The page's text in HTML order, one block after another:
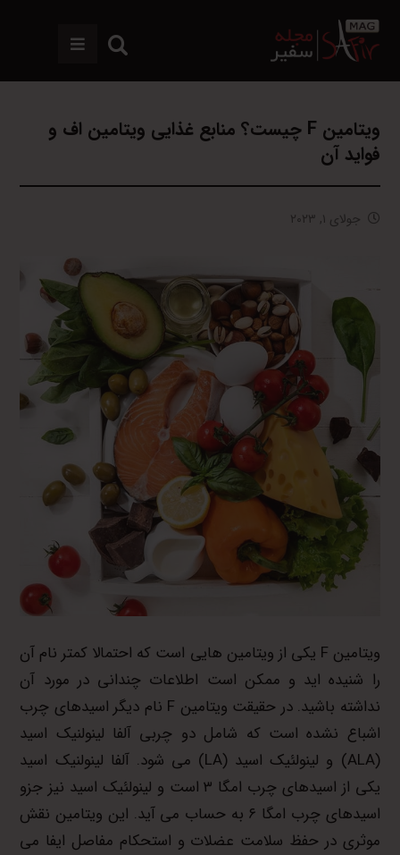
ویتامین F چیست؟ منابع غذایی ویتامین اف و
فواید آن
جولای ۱, ۲۰۲۳
ویتامین F یکی از ویتامین هایی است که احتمالا کمتر نام آن
را شنیده اید و ممکن است اطلاعات چندانی در مورد آن
نداشته باشید. در حقیقت ویتامین F نام دیگر اسیدهای چرب
اشباع نشده است که شامل دو چربی آلفا لینولنیک اسید
(ALA) و لینولئیک اسید (LA) می شود. آلفا لینولنیک اسید
یکی از اسیدهای چرب امگا ۳ است و لینولئیک اسید نیز جزو
اسیدهای چرب امگا ۶ به حساب می آید. این ویتامین نقش
موثری در حفظ سلامت عضلات و استحکام مفاصل ایفا می